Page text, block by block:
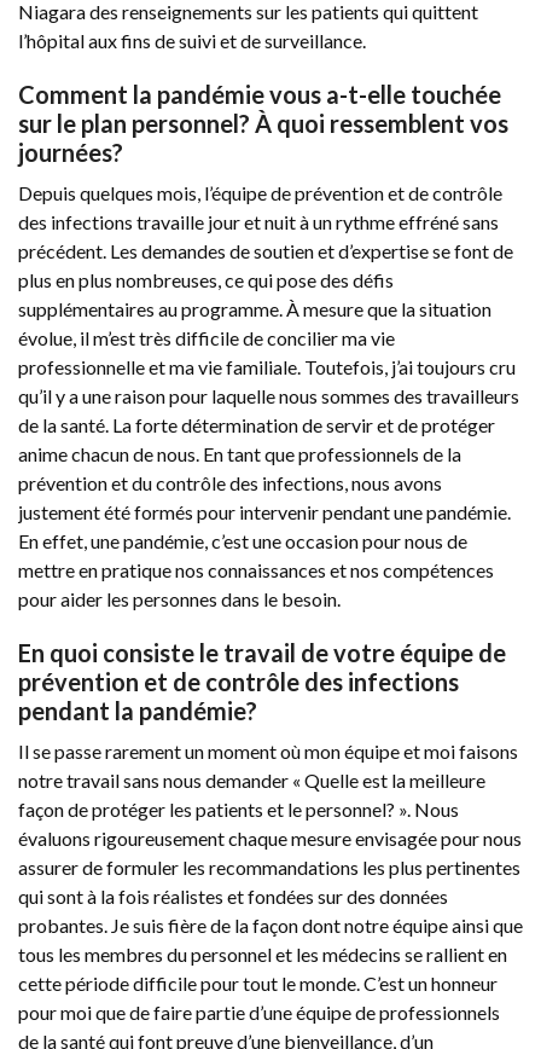
Niagara des renseignements sur les patients qui quittent
l’hôpital aux fins de suivi et de surveillance.
Comment la pandémie vous a-t-elle touchée
sur le plan personnel? À quoi ressemblent vos
journées?
Depuis quelques mois, l’équipe de prévention et de contrôle
des infections travaille jour et nuit à un rythme effréné sans
précédent. Les demandes de soutien et d’expertise se font de
plus en plus nombreuses, ce qui pose des défis
supplémentaires au programme. À mesure que la situation
évolue, il m’est très difficile de concilier ma vie
professionnelle et ma vie familiale. Toutefois, j’ai toujours cru
qu’il y a une raison pour laquelle nous sommes des travailleurs
de la santé. La forte détermination de servir et de protéger
anime chacun de nous. En tant que professionnels de la
prévention et du contrôle des infections, nous avons
justement été formés pour intervenir pendant une pandémie.
En effet, une pandémie, c’est une occasion pour nous de
mettre en pratique nos connaissances et nos compétences
pour aider les personnes dans le besoin.
En quoi consiste le travail de votre équipe de
prévention et de contrôle des infections
pendant la pandémie?
Il se passe rarement un moment où mon équipe et moi faisons
notre travail sans nous demander « Quelle est la meilleure
façon de protéger les patients et le personnel? ». Nous
évaluons rigoureusement chaque mesure envisagée pour nous
assurer de formuler les recommandations les plus pertinentes
qui sont à la fois réalistes et fondées sur des données
probantes. Je suis fière de la façon dont notre équipe ainsi que
tous les membres du personnel et les médecins se rallient en
cette période difficile pour tout le monde. C’est un honneur
pour moi que de faire partie d’une équipe de professionnels
de la santé qui font preuve d’une bienveillance, d’un